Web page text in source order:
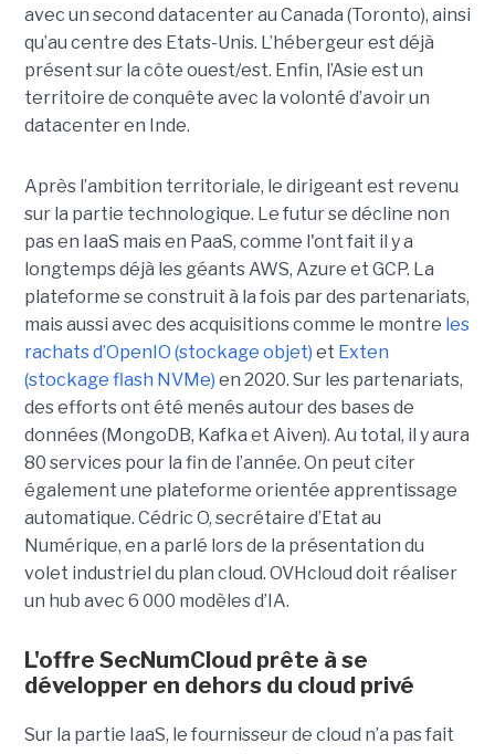
avec un second datacenter au Canada (Toronto), ainsi
qu’au centre des Etats-Unis. L’hébergeur est déjà
présent sur la côte ouest/est. Enfin, l’Asie est un
territoire de conquête avec la volonté d’avoir un
datacenter en Inde.
Après l’ambition territoriale, le dirigeant est revenu
sur la partie technologique. Le futur se décline non
pas en IaaS mais en PaaS, comme l'ont fait il y a
longtemps déjà les géants AWS, Azure et GCP. La
plateforme se construit à la fois par des partenariats,
mais aussi avec des acquisitions comme le montre les
rachats d’OpenIO (stockage objet) et Exten
(stockage flash NVMe) en 2020. Sur les partenariats,
des efforts ont été menés autour des bases de
données (MongoDB, Kafka et Aiven). Au total, il y aura
80 services pour la fin de l’année. On peut citer
également une plateforme orientée apprentissage
automatique. Cédric O, secrétaire d’Etat au
Numérique, en a parlé lors de la présentation du
volet industriel du plan cloud. OVHcloud doit réaliser
un hub avec 6 000 modèles d’IA.
L'offre SecNumCloud prête à se
développer en dehors du cloud privé
Sur la partie IaaS, le fournisseur de cloud n’a pas fait